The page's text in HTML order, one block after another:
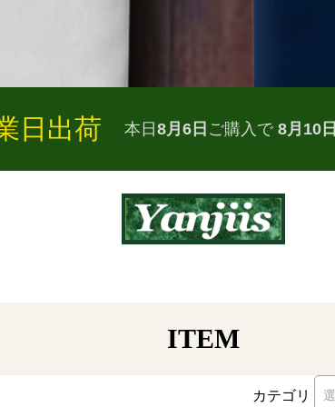
日出荷 本日8月6日 ご購入で8月10日
ITEM
カテゴリ